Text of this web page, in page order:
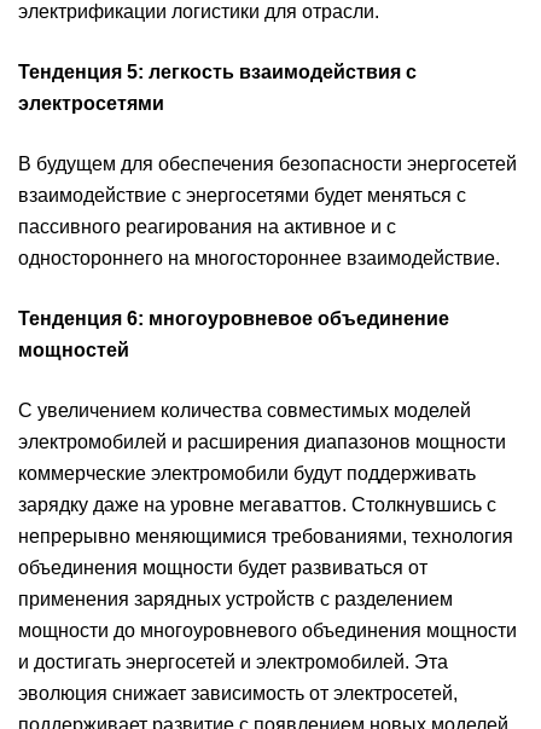
электрификации логистики для отрасли.
Тенденция 5: легкость взаимодействия с
электросетями
В будущем для обеспечения безопасности энергосетей
взаимодействие с энергосетями будет меняться с
пассивного реагирования на активное и с
одностороннего на многостороннее взаимодействие.
Тенденция 6: многоуровневое объединение
мощностей
С увеличением количества совместимых моделей
электромобилей и расширения диапазонов мощности
коммерческие электромобили будут поддерживать
зарядку даже на уровне мегаваттов. Столкнувшись с
непрерывно меняющимися требованиями, технология
объединения мощности будет развиваться от
применения зарядных устройств с разделением
мощности до многоуровневого объединения мощности
и достигать энергосетей и электромобилей. Эта
эволюция снижает зависимость от электросетей,
поддерживает развитие с появлением новых моделей